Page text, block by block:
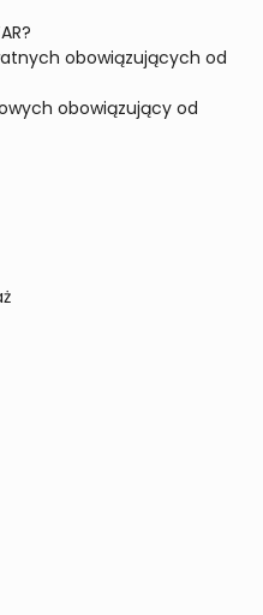
obowiązujących od
obowiązujący od